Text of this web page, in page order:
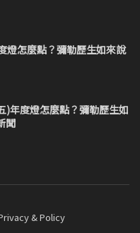
燈怎麼點？彌勒歷生如來說
)年度燈怎麼點？彌勒歷生如
聞
& Policy